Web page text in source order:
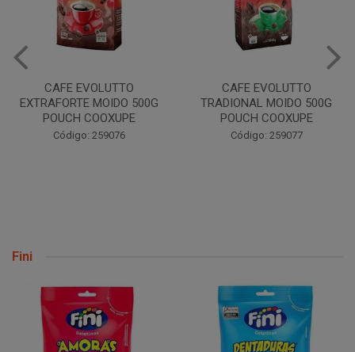
CAFE EVOLUTTO
EXTRAFORTE MOIDO 500G
POUCH COOXUPE
Código: 259076
CAFE EVOLUTTO
TRADIONAL MOIDO 500G
POUCH COOXUPE
Código: 259077
Fini